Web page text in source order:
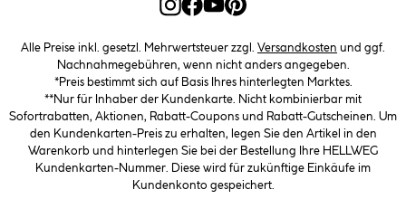
Alle Preise inkl. gesetzl. Mehrwertsteuer zzgl. Versandkosten und ggf.
Nachnahmegebühren, wenn nicht anders angegeben.
*Preis bestimmt sich auf Basis Ihres hinterlegten Marktes.
**Nur für Inhaber der Kundenkarte. Nicht kombinierbar mit
Sofortrabatten, Aktionen, Rabatt-Coupons und Rabatt-Gutscheinen. Um
den Kundenkarten-Preis zu erhalten, legen Sie den Artikel in den
Warenkorb und hinterlegen Sie bei der Bestellung Ihre HELLWEG
Kundenkarten-Nummer. Diese wird für zukünftige Einkäufe im
Kundenkonto gespeichert.